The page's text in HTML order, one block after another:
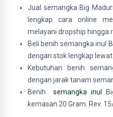
Jual semangka Big
lengkap cara online
melayani dropship hingga
Beli benih semangka inul
dengan stok lengkap
Kebutuhan benih
dengan jarak tanam
Benih
semangka inul
kemasan 20 Gram. Rev.